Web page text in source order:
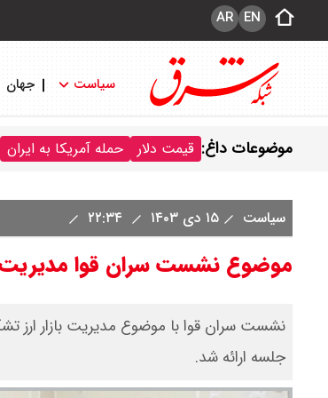
EN
AR
سیاست جهان
موضوعات داغ: قیمت دلار حمله آمریکا به ایران
سیاست ۱۵ دی ۱۴۰۳
موضوع نشست سران قوا مدیریت
نشست سران قوا با موضوع مدیریت بازار ارز
جلسه ارائه شد.